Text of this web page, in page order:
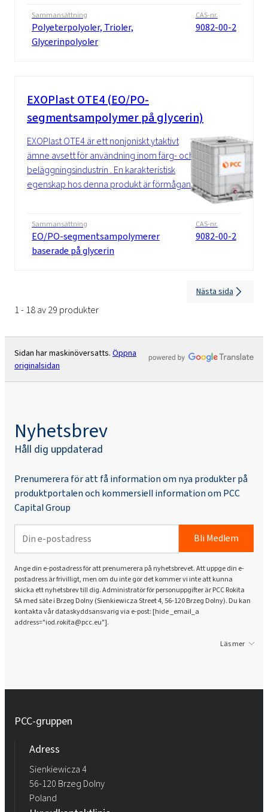
Sammansättning
Polyeterpolyoler, Trioler,
Glycerinpolyoler
CAS-nr.
9082-00-2
EXOPlast OTE4 (EO/PO-
segmentsampolymer på glycerin)
EXOPlast OTE4 är ett nonjoniskt ytaktivt
ämne avsett för användning inom färg- och
beläggningsindustrin . En karakteristisk
egenskap hos denna produkt är förmågan...
Sammansättning
EO/PO-segmentsampolymerer
baserade på glycerin
CAS-nr.
9082-00-2
1 - 18 av 29 produkter
Nästa sida
Sidan har maskinöversatts. Öppna
originalsidan
Nyhetsbrev
Håll dig uppdaterad
Prenumerera för att få information om nya produkter på
produktportalen och kommersiell information om PCC
Capital Group
Bli Medlem
Ange din e-postadress för att prenumerera på nyhetsbrevet. Att uppge din e-
postadress är frivilligt, men om du inte gör det kommer vi inte att kunna
skicka ett nyhetsbrev till dig. Administratör för personuppgifter är PCC Rokita
SA med säte i Brzeg Dolny (Sienkiewicza Street 4, 56-120 Brzeg Dolny). Du kan
kontakta vår dataskyddsansvarig via e-post: [hide _email_a
address="iod.rokita@pcc.eu"].
Läs mer
PCC-gruppen
Adress
Sienkiewicza 4
56-120 Brzeg Dolny
Poland